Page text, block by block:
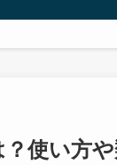
？使い方